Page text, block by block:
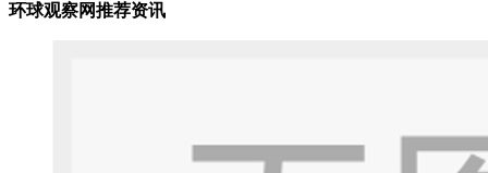
环球观察网推荐资讯